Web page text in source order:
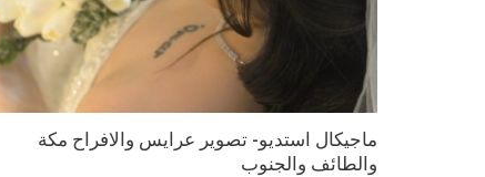
ماجيكال استديو- تصوير عرايس والافراح مكة
والطائف والجنوب